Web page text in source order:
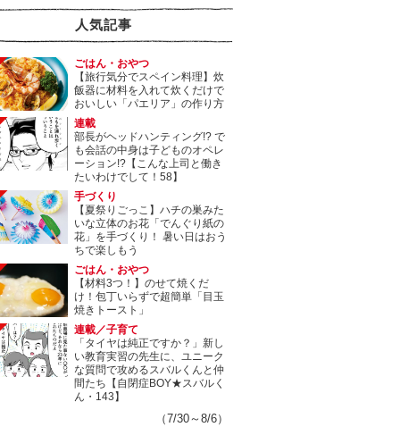
人気記事
ごはん・おやつ
【旅行気分でスペイン料理】炊
飯器に材料を入れて炊くだけで
おいしい「パエリア」の作り方
連載
部長がヘッドハンティング!? で
も会話の中身は子どものオペレ
ーション!?【こんな上司と働き
たいわけでして！58】
手づくり
【夏祭りごっこ】ハチの巣みた
いな立体のお花「でんぐり紙の
花」を手づくり！ 暑い日はおう
ちで楽しもう
ごはん・おやつ
【材料3つ！】のせて焼くだ
け！包丁いらずで超簡単「目玉
焼きトースト」
連載／子育て
「タイヤは純正ですか？」新し
い教育実習の先生に、ユニーク
な質問で攻めるスバルくんと仲
間たち【自閉症BOY★スバルく
ん・143】
（7/30～8/6）